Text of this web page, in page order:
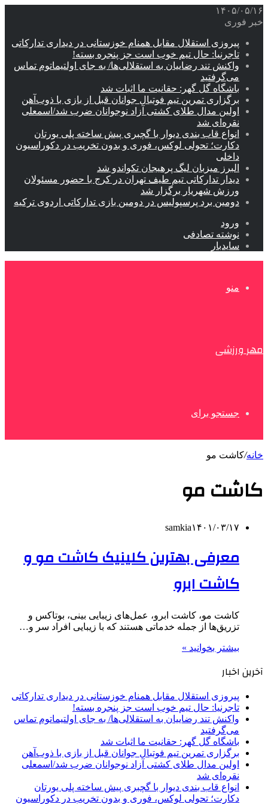
۱۴۰۵/۰۵/۱۶
خبر فوری
پیروزی استقلال مقابل همنام خوزستانی در دیداری تدارکاتی
تاجرنیا: حال تیم خوب است جز پنجره بسته!
واکنش تند رضاییان به استقلالی‌ها/ به جای اولتیماتوم تماس
می‌گرفتید
باشگاه گل گهر: حقانیت ما اثبات شد
برگزاری تمرین تیم فوتبال جوانان قبل از بازی با ذوب‌آهن
اولین مدال طلای کشتی آزاد نوجوانان ضرب شد/اسمعلی
نقره‌ای شد
انواع قاب بندی دیوار با گچبری پیش ساخته پلی یورتان
دکارت؛ تحولی لوکس، فوری و بدون تخریب در دکوراسیون
داخلی
البرز میزبان لیگ پرهیجان تکواندو شد
دیدار تدارکاتی تیم طیف تهران در کرج با حضور مسئولان
ورزش شهریار برگزار شد
دومین برد پرسپولیس در دومین بازی تدارکاتی اردوی ترکیه
ورود
نوشته تصادفی
سایدبار
منو
مهر ورزشی
جستجو برای
خانه/کاشت مو
کاشت مو
samkia۱۴۰۱/۰۳/۱۷
معرفی بهترین کلینیک کاشت مو و
کاشت ابرو
کاشت مو، کاشت ابرو، عمل‌های زیبایی بینی، بوتاکس و
تزریق‌ها از جمله خدماتی هستند که با زیبایی افراد سر و…
بیشتر بخوانید »
آخرین اخبار
پیروزی استقلال مقابل همنام خوزستانی در دیداری تدارکاتی
تاجرنیا: حال تیم خوب است جز پنجره بسته!
واکنش تند رضاییان به استقلالی‌ها/ به جای اولتیماتوم تماس
می‌گرفتید
باشگاه گل گهر: حقانیت ما اثبات شد
برگزاری تمرین تیم فوتبال جوانان قبل از بازی با ذوب‌آهن
اولین مدال طلای کشتی آزاد نوجوانان ضرب شد/اسمعلی
نقره‌ای شد
انواع قاب بندی دیوار با گچبری پیش ساخته پلی یورتان
دکارت؛ تحولی لوکس، فوری و بدون تخریب در دکوراسیون